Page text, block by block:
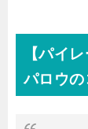
【パイ
パロウの